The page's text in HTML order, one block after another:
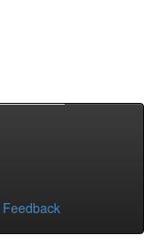
Feedback